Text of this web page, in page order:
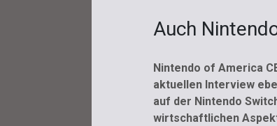
Auch
Nintendo of America
aktuellen Interview
auf der Nintendo
wirtschaftlichen